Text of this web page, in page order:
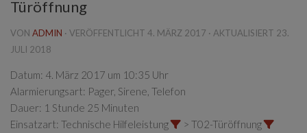
Türöffnung
VON ADMIN · VERÖFFENTLICHT 4. MÄRZ 2017 · AKTUALISIERT 23.
JULI 2018
Datum: 4. März 2017 um 10:35 Uhr
Alarmierungsart: Pager, Sirene, Telefon
Dauer: 1 Stunde 25 Minuten
Einsatzart: Technische Hilfeleistung
> T02-Türöffnung